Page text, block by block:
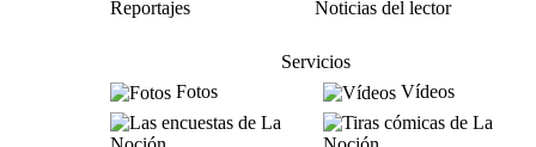
Reportajes
Noticias del lector
Servicios
Fotos
Vídeos